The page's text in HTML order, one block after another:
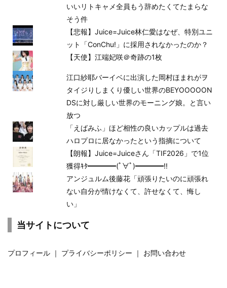
いいリトキャメ全員もう辞めたくてたまらな
そう件
【悲報】Juice=Juice林仁愛はなぜ、特別ユニ
ット「ConChu!」に採用されなかったのか？
【天使】江端妃咲＠奇跡の1枚
江口紗耶バーイベに出演した岡村ほまれがヲ
タイジりしまくり優しい世界のBEYOOOOON
DSに対し厳しい世界のモーニング娘。と言い
放つ
「えばみふ」ほど相性の良いカップルは過去
ハロプロに居なかったという指摘について
【朗報】Juice=Juiceさん「TIF2026」で1位
獲得ｷﾀ━━━━(ﾟ∀ﾟ)━━━━!!
アンジュルム後藤花「頑張りたいのに頑張れ
ない自分が情けなくて、許せなくて、悔し
い」
当サイトについて
プロフィール ｜ プライバシーポリシー ｜ お問い合わせ